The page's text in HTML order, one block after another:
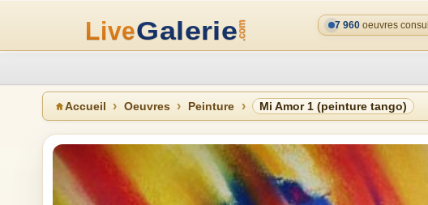
7 960 oeuvres
Accueil Oeuvres Peinture Mi Amor 1 (peinture tango)